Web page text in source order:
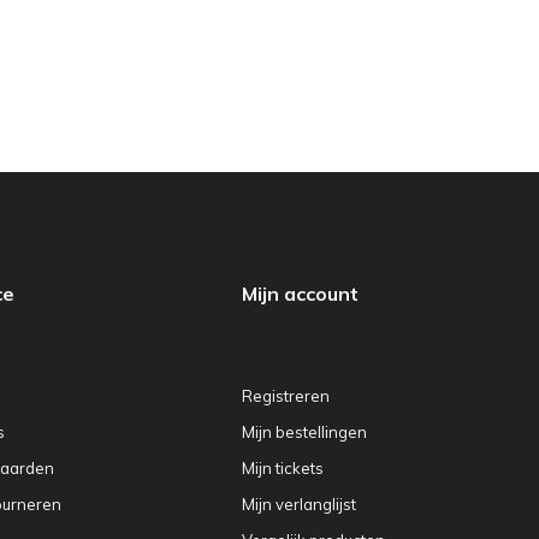
Mijn account
Registreren
Mijn bestellingen
Mijn tickets
Mijn verlanglijst